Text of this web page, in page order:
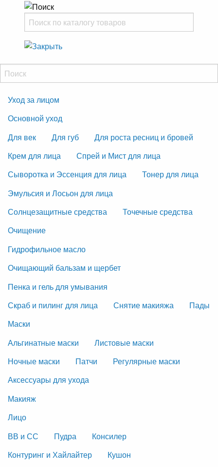
Уход за лицом
Основной уход
Для век
Для губ
Для роста ресниц и бровей
Крем для лица
Спрей и Мист для лица
Сыворотка и Эссенция для лица
Тонер для лица
Эмульсия и Лосьон для лица
Солнцезащитные средства
Точечные средства
Очищение
Гидрофильное масло
Очищающий бальзам и щербет
Пенка и гель для умывания
Скраб и пилинг для лица
Снятие макияжа
Пады
Маски
Альгинатные маски
Листовые маски
Ночные маски
Патчи
Регулярные маски
Аксессуары для ухода
Макияж
Лицо
ВВ и СС
Пудра
Консилер
Контуринг и Хайлайтер
Кушон